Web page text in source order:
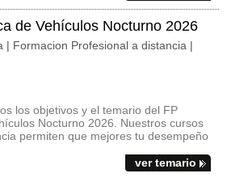
de Vehículos Nocturno 2026
| Formacion Profesional a distancia |
los objetivos y el temario del FP
Nocturno 2026. Nuestros cursos
permiten que mejores tu desempeño
ver temario